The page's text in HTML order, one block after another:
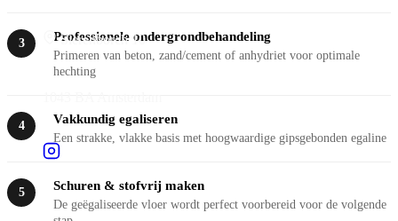
Sierenborch 10
3 Professionele ondergrondbehandeling
Primeren van beton, zand/cement of anhydriet voor optimale
hechting
4 Vakkundig egaliseren
Een strakke, vlakke basis met hoogwaardige gipsgebonden egaline
5 Schuren & stofvrij maken
De geëgaliseerde vloer wordt perfect voorbereid voor de volgende